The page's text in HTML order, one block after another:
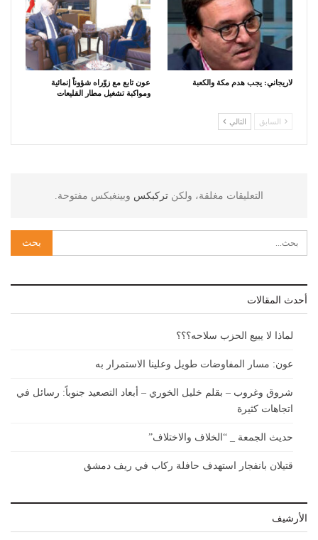
لاريجاني: يجب هدم مكة والكعبة
عون تابع مع زوّراه شؤوناً إنمائية
ومواكبة تشغيل مطار القليعات
السابق التالي
التعليقات مغلقة، ولكن تركبكس وبينغبكس مفتوحة.
أحدث المقالات
لماذا لا يبيع الحزب سلاحه؟؟؟
عون: مسار المفاوضات طويل وعلينا الاستمرار به
شروق وغروب – بقلم خليل الخوري – أبعاد التصعيد جنوباً: رسائل في
اتجاهات كثيرة
حديث الجمعة _ “الخلاف والاختلاف”
قتيلان بانفجار استهدف حافلة ركاب في ريف دمشق
الأرشيف